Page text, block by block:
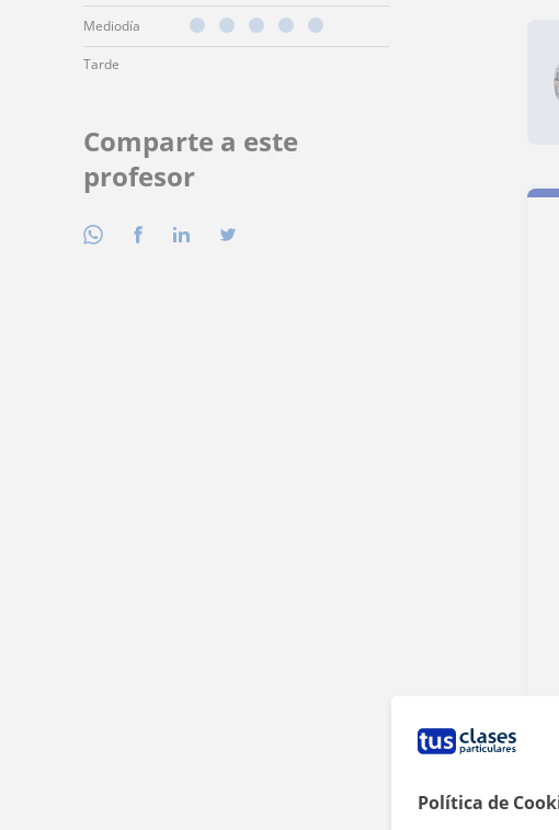
Política de
Mediodía
Tarde
Comparte a este
profesor